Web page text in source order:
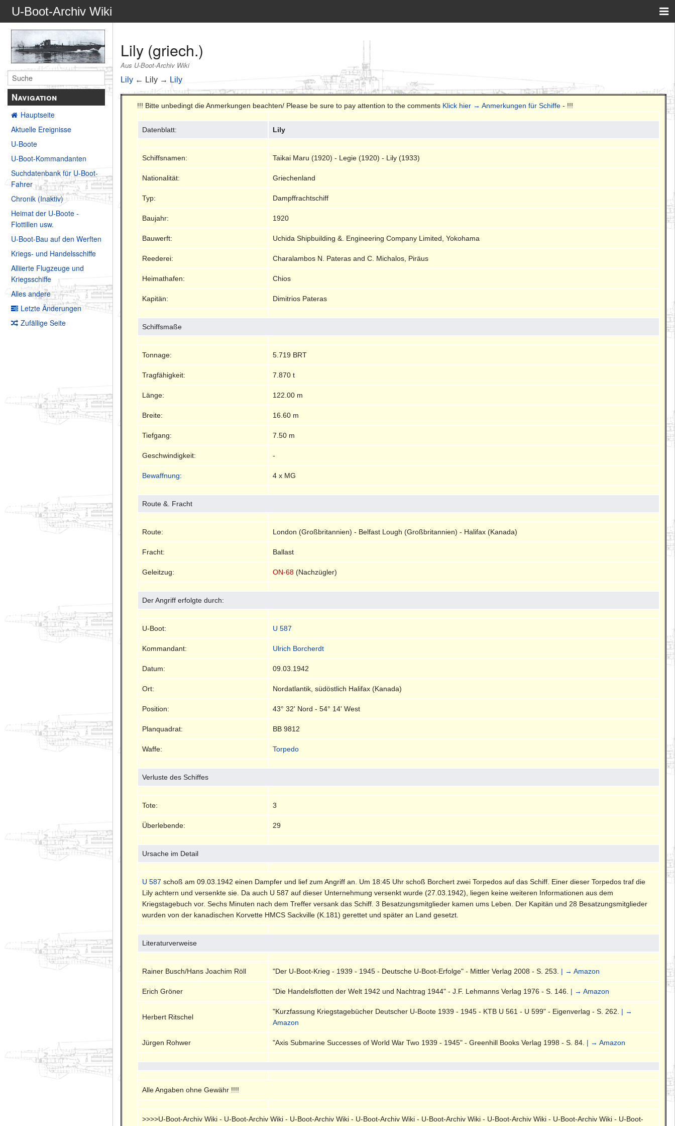
U-Boot-Archiv Wiki
Navigation
Hauptseite
Aktuelle Ereignisse
U-Boote
U-Boot-Kommandanten
Suchdatenbank für U-Boot-
Fahrer
Chronik (Inaktiv)
Heimat der U-Boote -
Flottillen usw.
U-Boot-Bau auf den Werften
Kriegs- und Handelsschiffe
Alliierte Flugzeuge und
Kriegsschiffe
Alles andere
Letzte Änderungen
Zufällige Seite
Lily (griech.)
Aus U-Boot-Archiv Wiki
Lily ← Lily → Lily
!!! Bitte unbedingt die Anmerkungen beachten/ Please be sure to pay attention to the comments Klick hier → Anmerkungen für Schiffe - !!!
Datenblatt: Lily
Schiffsnamen: Taikai Maru (1920) - Legie (1920) - Lily (1933)
Nationalität: Griechenland
Typ: Dampffrachtschiff
Baujahr: 1920
Bauwerft: Uchida Shipbuilding &. Engineering Company Limited, Yokohama
Reederei: Charalambos N. Pateras and C. Michalos, Piräus
Heimathafen: Chios
Kapitän: Dimitrios Pateras
Schiffsmaße
Tonnage: 5.719 BRT
Tragfähigkeit: 7.870 t
Länge: 122.00 m
Breite: 16.60 m
Tiefgang: 7.50 m
Geschwindigkeit: -
Bewaffnung: 4 x MG
Route &. Fracht
Route: London (Großbritannien) - Belfast Lough (Großbritannien) - Halifax (Kanada)
Fracht: Ballast
Geleitzug: ON-68 (Nachzügler)
Der Angriff erfolgte durch:
U-Boot: U 587
Kommandant: Ulrich Borcherdt
Datum: 09.03.1942
Ort: Nordatlantik, südöstlich Halifax (Kanada)
Position: 43° 32' Nord - 54° 14' West
Planquadrat: BB 9812
Waffe: Torpedo
Verluste des Schiffes
Tote: 3
Überlebende: 29
Ursache im Detail
U 587 schoß am 09.03.1942 einen Dampfer und lief zum Angriff an. Um 18:45 Uhr schoß Borchert zwei Torpedos auf das Schiff. Einer dieser Torpedos traf die
Lily achtern und versenkte sie. Da auch U 587 auf dieser Unternehmung versenkt wurde (27.03.1942), liegen keine weiteren Informationen aus dem
Kriegstagebuch vor. Sechs Minuten nach dem Treffer versank das Schiff. 3 Besatzungsmitglieder kamen ums Leben. Der Kapitän und 28 Besatzungsmitglieder
wurden von der kanadischen Korvette HMCS Sackville (K.181) gerettet und später an Land gesetzt.
Literaturverweise
Rainer Busch/Hans Joachim Röll "Der U-Boot-Krieg - 1939 - 1945 - Deutsche U-Boot-Erfolge" - Mittler Verlag 2008 - S. 253. | → Amazon
Erich Gröner "Die Handelsflotten der Welt 1942 und Nachtrag 1944" - J.F. Lehmanns Verlag 1976 - S. 146. | → Amazon
Herbert Ritschel
"Kurzfassung Kriegstagebücher Deutscher U-Boote 1939 - 1945 - KTB U 561 - U 599" - Eigenverlag - S. 262. | →
Amazon
Jürgen Rohwer "Axis Submarine Successes of World War Two 1939 - 1945" - Greenhill Books Verlag 1998 - S. 84. | → Amazon
Alle Angaben ohne Gewähr !!!!
>>>>U-Boot-Archiv Wiki - U-Boot-Archiv Wiki - U-Boot-Archiv Wiki - U-Boot-Archiv Wiki - U-Boot-Archiv Wiki - U-Boot-Archiv Wiki - U-Boot-Archiv Wiki - U-Boot-